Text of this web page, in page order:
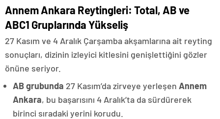
Annem Ankara Reytingleri: Total, AB ve
ABC1 Gruplarında Yükseliş
27 Kasım ve 4 Aralık Çarşamba akşamlarına ait reyting
sonuçları, dizinin izleyici kitlesini genişlettiğini gözler
önüne seriyor.
AB grubunda 27 Kasım’da zirveye yerleşen Annem
Ankara, bu başarısını 4 Aralık’ta da sürdürerek
birinci sıradaki yerini korudu.